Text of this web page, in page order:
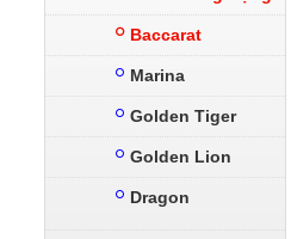
Baccarat
Marina
Golden Tiger
Golden Lion
Dragon